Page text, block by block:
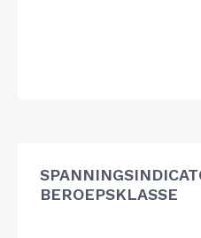
BEROEPSKLASSE